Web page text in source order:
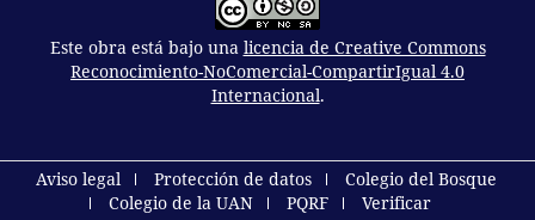
Este obra está bajo una licencia de Creative Commons
Reconocimiento-NoComercial-CompartirIgual 4.0
Internacional.
Aviso legal Protección de datos
Colegio del Bosque
Colegio de la UAN
PQRF
Verificar